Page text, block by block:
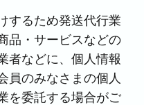
するため発送代行業
品・サービスなどの
者などに、個人情報
員のみなさまの個人
を委託する場合がご